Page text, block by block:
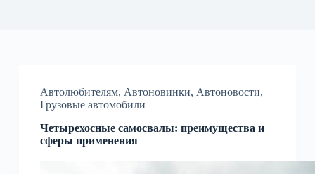
Автолюбителям, Автоновинки, Автоновости,
Грузовые автомобили
Четырехосные самосвалы: преимущества и
сферы применения